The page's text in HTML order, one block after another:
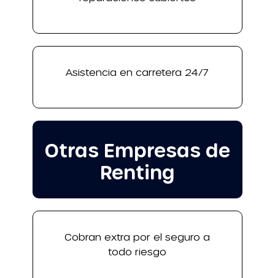
Otras Empresas de
Renting
Cobran extra por el seguro a
todo riesgo
Asistencia en carretera 24/7